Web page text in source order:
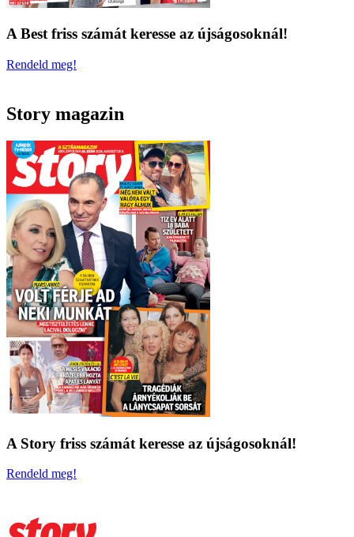
A Best friss számát keresse az újságosoknál!
Rendeld meg!
Story magazin
A Story friss számát keresse az újságosoknál!
Rendeld meg!